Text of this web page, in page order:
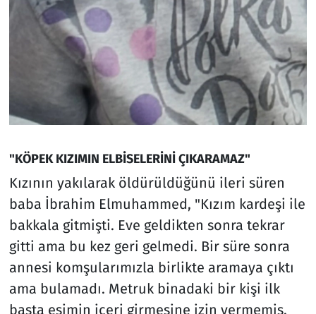
"KÖPEK KIZIMIN ELBİSELERİNİ ÇIKARAMAZ"
Kızının yakılarak öldürüldüğünü ileri süren
baba İbrahim Elmuhammed, "Kızım kardeşi ile
bakkala gitmişti. Eve geldikten sonra tekrar
gitti ama bu kez geri gelmedi. Bir süre sonra
annesi komşularımızla birlikte aramaya çıktı
ama bulamadı. Metruk binadaki bir kişi ilk
başta eşimin içeri girmesine izin vermemiş.